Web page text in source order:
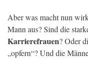
Aber was macht nun
Mann aus? Sind die
Karrierefrauen? Oder
„opfern“? Und die